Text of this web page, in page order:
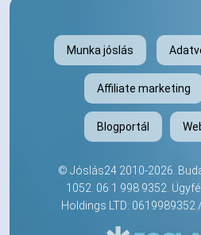
Munka jóslás
Affiliate marketing
Blogportál
© Jóslás24 2010-2026.
1052. 06 1 998 9352.
Holdings LTD: 0619989352 /